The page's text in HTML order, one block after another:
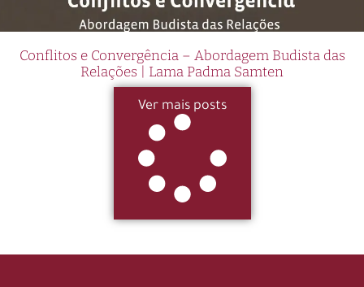
Conflitos e Convergência – Abordagem Budista das
Relações | Lama Padma Samten
Ver mais posts